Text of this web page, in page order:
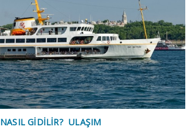
NASIL GIDILIR? ULAŞIM